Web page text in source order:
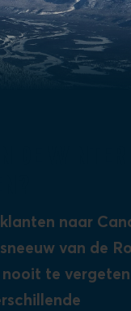
naar
van de
te